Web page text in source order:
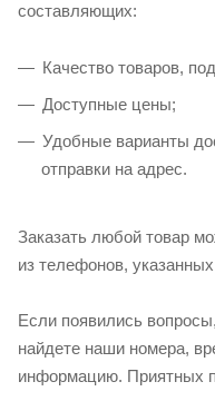
составляющих:
Качество товаров,
Доступные цены;
Удобные варианты
отправки на адрес.
Заказать любой товар
из телефонов,
Если появились
найдете наши номера,
информацию. Приятных